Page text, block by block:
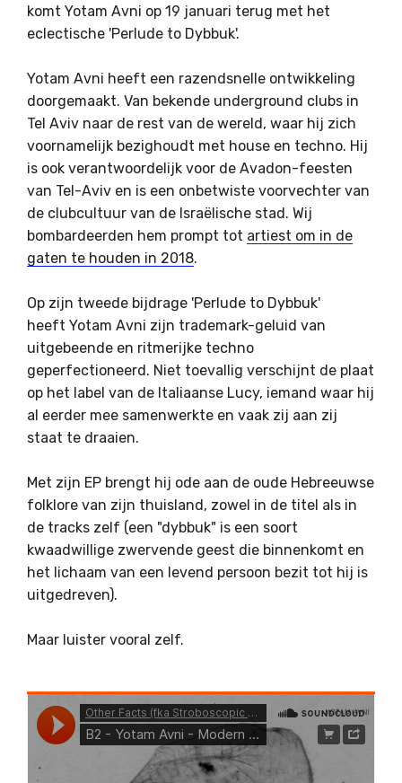
komt Yotam Avni op 19 januari terug met het
eclectische 'Perlude to Dybbuk'.
Yotam Avni heeft een razendsnelle ontwikkeling
doorgemaakt. Van bekende underground clubs in
Tel Aviv naar de rest van de wereld, waar hij zich
voornamelijk bezighoudt met house en techno. Hij
is ook verantwoordelijk voor de Avadon-feesten
van Tel-Aviv en is een onbetwiste voorvechter van
de clubcultuur van de Israëlische stad. Wij
bombardeerden hem prompt tot artiest om in de
gaten te houden in 2018.
Op zijn tweede bijdrage 'Perlude to Dybbuk'
heeft Yotam Avni zijn trademark-geluid van
uitgebeende en ritmerijke techno
geperfectioneerd. Niet toevallig verschijnt de plaat
op het label van de Italiaanse Lucy, iemand waar hij
al eerder mee samenwerkte en vaak zij aan zij
staat te draaien.
Met zijn EP brengt hij ode aan de oude Hebreeuwse
folklore van zijn thuisland, zowel in de titel als in
de tracks zelf (een "dybbuk" is een soort
kwaadwillige zwervende geest die binnenkomt en
het lichaam van een levend persoon bezit tot hij is
uitgedreven).
Maar luister vooral zelf.